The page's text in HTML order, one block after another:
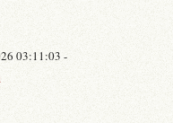
03:11:03 -